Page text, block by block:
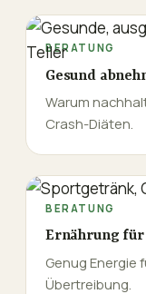
BERATUNG
Gesund
Warum
Crash-Diäten.
BERATUNG
Ernährung
Genug Energie
Übertreibung.